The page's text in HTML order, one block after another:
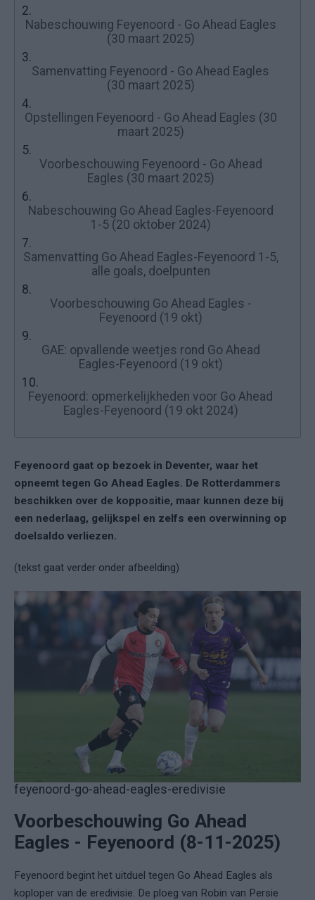
2.
Nabeschouwing Feyenoord - Go Ahead Eagles
(30 maart 2025)
3.
Samenvatting Feyenoord - Go Ahead Eagles
(30 maart 2025)
4.
Opstellingen Feyenoord - Go Ahead Eagles (30
maart 2025)
5.
Voorbeschouwing Feyenoord - Go Ahead
Eagles (30 maart 2025)
6.
Nabeschouwing Go Ahead Eagles-Feyenoord
1-5 (20 oktober 2024)
7.
Samenvatting Go Ahead Eagles-Feyenoord 1-5,
alle goals, doelpunten
8.
Voorbeschouwing Go Ahead Eagles -
Feyenoord (19 okt)
9.
GAE: opvallende weetjes rond Go Ahead
Eagles-Feyenoord (19 okt)
10.
Feyenoord: opmerkelijkheden voor Go Ahead
Eagles-Feyenoord (19 okt 2024)
Feyenoord gaat op bezoek in Deventer, waar het
opneemt tegen Go Ahead Eagles. De Rotterdammers
beschikken over de koppositie, maar kunnen deze bij
een nederlaag, gelijkspel en zelfs een overwinning op
doelsaldo verliezen.
(tekst gaat verder onder afbeelding)
feyenoord-go-ahead-eagles-eredivisie
Voorbeschouwing Go Ahead
Eagles - Feyenoord (8-11-2025)
Feyenoord begint het uitduel tegen Go Ahead Eagles als
koploper van de eredivisie. De ploeg van Robin van Persie